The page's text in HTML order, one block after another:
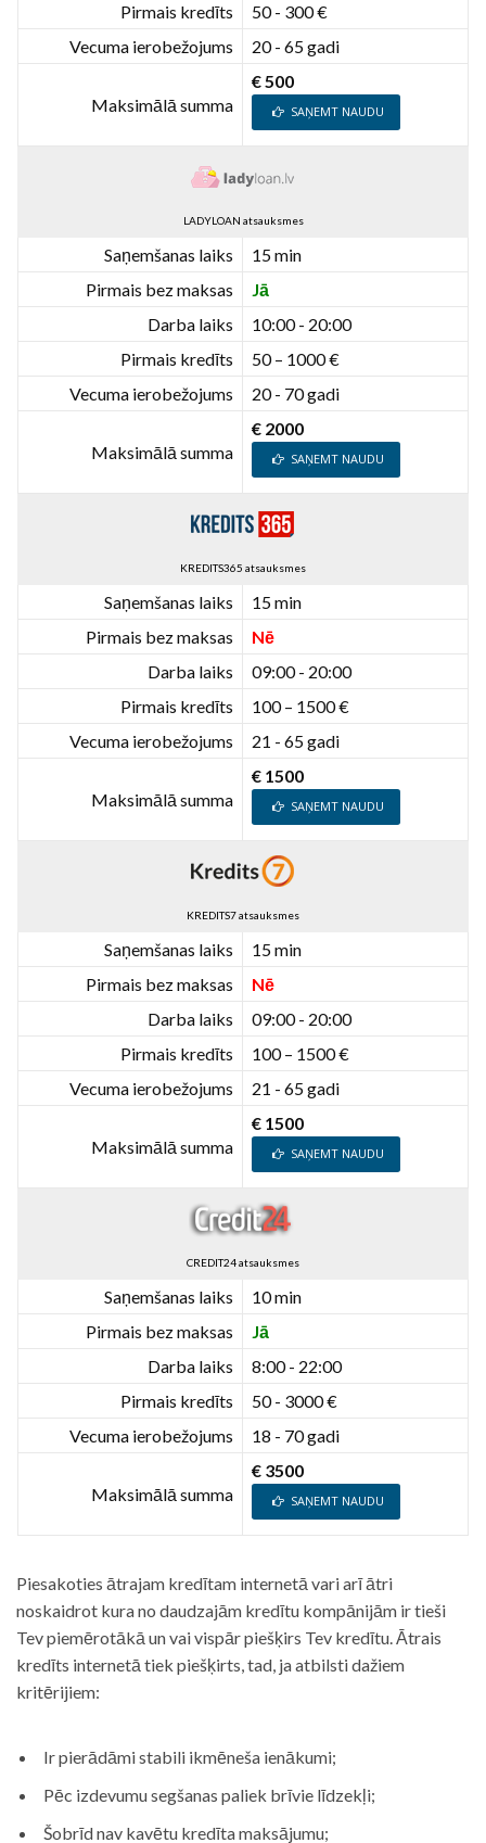
Pirmais kredīts
50 - 300 €
Vecuma ierobežojums
20 - 65 gadi
Maksimālā summa
€ 500
SAŅEMT NAUDU
LADYLOAN atsauksmes
Saņemšanas laiks
15 min
Pirmais bez maksas
Jā
Darba laiks
10:00 - 20:00
Pirmais kredīts
50 – 1000 €
Vecuma ierobežojums
20 - 70 gadi
Maksimālā summa
€ 2000
SAŅEMT NAUDU
KREDITS365 atsauksmes
Saņemšanas laiks
15 min
Pirmais bez maksas
Nē
Darba laiks
09:00 - 20:00
Pirmais kredīts
100 – 1500 €
Vecuma ierobežojums
21 - 65 gadi
Maksimālā summa
€ 1500
SAŅEMT NAUDU
KREDITS7 atsauksmes
Saņemšanas laiks
15 min
Pirmais bez maksas
Nē
Darba laiks
09:00 - 20:00
Pirmais kredīts
100 – 1500 €
Vecuma ierobežojums
21 - 65 gadi
Maksimālā summa
€ 1500
SAŅEMT NAUDU
CREDIT24 atsauksmes
Saņemšanas laiks
10 min
Pirmais bez maksas
Jā
Darba laiks
8:00 - 22:00
Pirmais kredīts
50 - 3000 €
Vecuma ierobežojums
18 - 70 gadi
Maksimālā summa
€ 3500
SAŅEMT NAUDU
Piesakoties ātrajam kredītam internetā vari arī ātri
noskaidrot kura no daudzajām kredītu kompānijām ir tieši
Tev piemērotākā un vai vispār piešķirs Tev kredītu. Ātrais
kredīts internetā tiek piešķirts, tad, ja atbilsti dažiem
kritērijiem:
Ir pierādāmi stabili ikmēneša ienākumi;
Pēc izdevumu segšanas paliek brīvie līdzekļi;
Šobrīd nav kavētu kredīta maksājumu;